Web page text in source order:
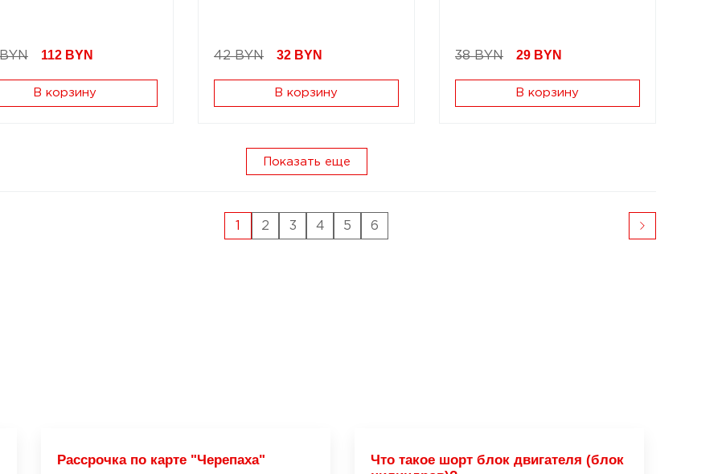
112 BYN
В корзину
42 BYN 32 BYN
В корзину
38 BYN 29 BYN
В корзину
Показать еще
1 2 3 4 5 6
Рассрочка по карте "Черепаха"
Что такое шорт блок двигателя (блок